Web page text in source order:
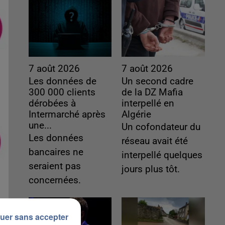
7 août 2026
Les données de
300 000 clients
dérobées à
Intermarché après
une...
Les données
bancaires ne
seraient pas
concernées.
7 août 2026
Un second cadre
de la DZ Mafia
interpellé en
Algérie
Un cofondateur du
réseau avait été
interpellé quelques
jours plus tôt.
sans accepter